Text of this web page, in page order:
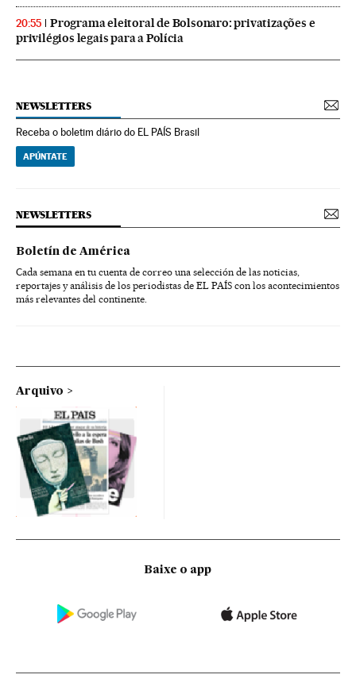
20:55
Programa eleitoral de Bolsonaro: privatizações e
privilégios legais para a Polícia
NEWSLETTERS
Receba o boletim diário do EL PAÍS Brasil
APÚNTATE
NEWSLETTERS
Boletín de América
Cada semana en tu cuenta de correo una selección de las noticias,
reportajes y análisis de los periodistas de EL PAÍS con los acontecimientos
más relevantes del continente.
Arquivo
Baixe o app